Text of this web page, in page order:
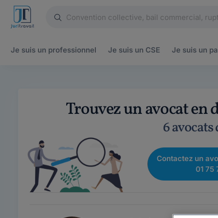
Je suis un professionnel Je suis un CSE Je suis un
Trouvez un avocat
6
Contactez un
01 75